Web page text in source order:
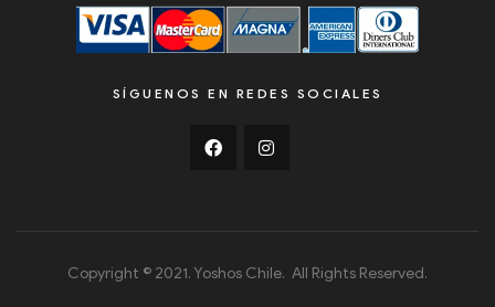
SÍGUENOS EN REDES SOCIALES
Copyright © 2021. Yoshos Chile. All Rights Reserved.